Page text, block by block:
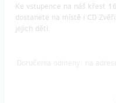
Ke vstupence na náš křest
dostanete na místě i CD
jejich děti.